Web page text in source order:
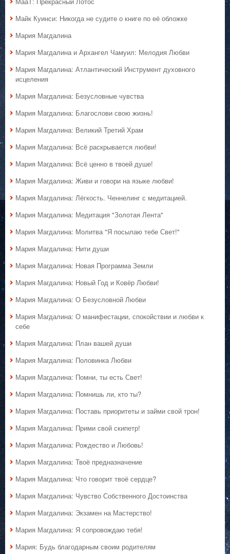
Майк Куинси: Никогда не судите о книге по её обложке
Мария Магдалина
Мария Магдалина и Архангел Чамуил: Мелодия Любви
Мария Магдалина: Атлантический Инструмент духовного
исцеления
Мария Магдалина: Безусловные чувства
Мария Магдалина: Благослови свою жизнь!
Мария Магдалина: Великий Третий Храм
Мария Магдалина: Всё раскрывается любви!
Мария Магдалина: Всё ценно в твоей душе!
Мария Магдалина: Живи и говори на языке любви!
Мария Магдалина: Лёгкость. Ченнелинг с медитацией.
Мария Магдалина: Медитация "Золотая Лента"
Мария Магдалина: Молитва "Я посылаю тебе Свет!"
Мария Магдалина: Нити души
Мария Магдалина: Новая Программа Земли
Мария Магдалина: Новый Год и Ковёр Любви!
Мария Магдалина: О Безусловной Любви
Мария Магдалина: О манифестации, спокойствии и любви к
себе
Мария Магдалина: План вашей души
Мария Магдалина: Половинка Любви
Мария Магдалина: Помни, ты есть Свет!
Мария Магдалина: Помнишь ли, кто ты?
Мария Магдалина: Поставь приоритеты и займи свой трон!
Мария Магдалина: Прими свой скипетр!
Мария Магдалина: Рождество и Любовь!
Мария Магдалина: Твоё предназначение
Мария Магдалина: Что говорит твоё сердце?
Мария Магдалина: Чувство Собственного Достоинства
Мария Магдалина: Экзамен на Мастерство!
Мария Магдалина: Я сопровождаю тебя!
Мария: Будь благодарным своим родителям